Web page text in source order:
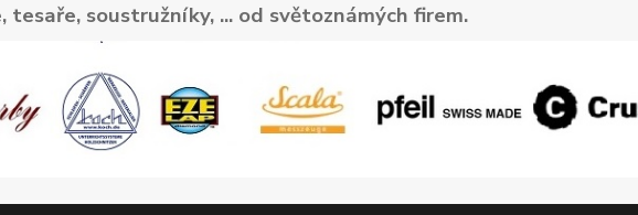
soustružníky, ... od světoznámých firem.